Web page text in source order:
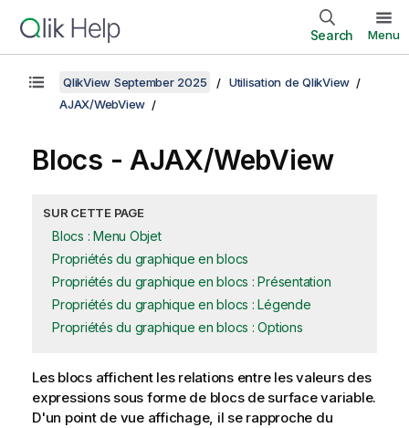
Search Menu
QlikView September 2025
Utilisation de QlikView
AJAX/WebView
Blocs - AJAX/WebView
SUR CETTE PAGE
Blocs : Menu Objet
Propriétés du graphique en blocs
Propriétés du graphique en blocs : Présentation
Propriétés du graphique en blocs : Légende
Propriétés du graphique en blocs : Options
Les blocs affichent les relations entre les valeurs des
expressions sous forme de blocs de surface variable.
D'un point de vue affichage, il se rapproche du